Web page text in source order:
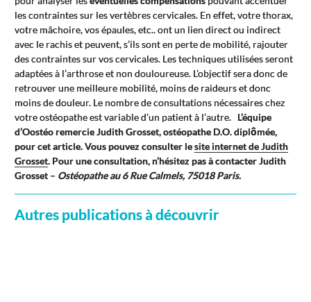
les contraintes sur les vertèbres cervicales. En effet, votre thorax,
votre mâchoire, vos épaules, etc.. ont un lien direct ou indirect
avec le rachis et peuvent, s’ils sont en perte de mobilité, rajouter
des contraintes sur vos cervicales. Les techniques utilisées seront
adaptées à l’arthrose et non douloureuse. L’objectif sera donc de
retrouver une meilleure mobilité, moins de raideurs et donc
moins de douleur. Le nombre de consultations nécessaires chez
votre ostéopathe est variable d’un patient à l’autre. L’équipe
d’Oostéo remercie Judith Grosset, ostéopathe D.O. diplômée,
pour cet article. Vous pouvez consulter lesite internet de Judith
Grosset. Pour une consultation, n’hésitez pas à contacter Judith
Grosset – Ostéopathe au 6 Rue Calmels, 75018 Paris.
Autres publications à découvrir